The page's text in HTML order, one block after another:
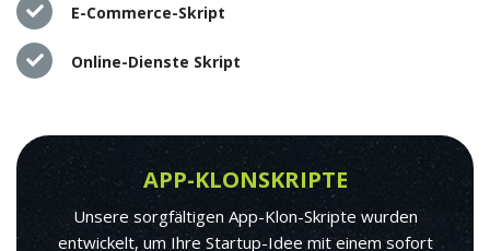
E-Commerce-Skript
Online-Dienste Skript
APP-KLONSKRIPTE
Unsere sorgfältigen App-Klon-Skripte wurden
entwickelt, um Ihre Startup-Idee mit einem sofort